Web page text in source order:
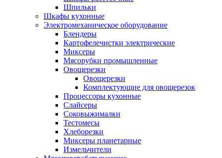
Шпильки
Шкафы кухонные
Электромеханическое оборудование
Блендеры
Картофелечистки электрические
Миксеры
Мясорубки промышленные
Овощерезки
Овощерезки
Комплектующие для овощерезок
Процессоры кухонные
Слайсеры
Соковыжималки
Тестомесы
Хлеборезки
Миксеры планетарные
Измельчители